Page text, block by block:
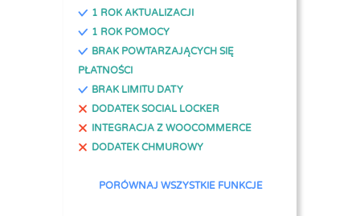
1 ROK AKTUALIZACJI
1 ROK POMOCY
BRAK POWTARZAJĄCYCH SIĘ
PŁATNOŚCI
BRAK LIMITU DATY
DODATEK SOCIAL LOCKER
INTEGRACJA Z WOOCOMMERCE
DODATEK CHMUROWY
PORÓWNAJ WSZYSTKIE FUNKCJE